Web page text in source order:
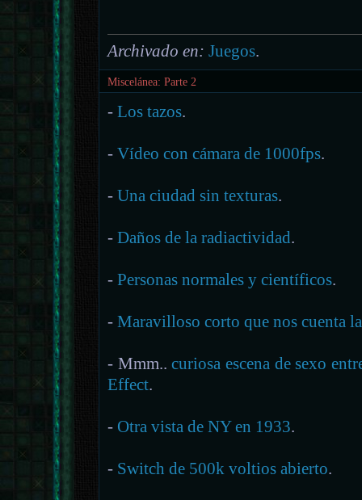
Archivado en: Juegos.
Miscelánea: Parte 2
-Los tazos.
-Vídeo con cámara de 1000fps.
-Una ciudad sin texturas.
-Daños de la radiactividad.
-Personas normales y científicos.
-Maravilloso corto que nos cuenta
- Mmm..curiosa escena de sexo
Effect.
- Otra vista de NY en 1933.
- Switch de 500k voltios abierto.